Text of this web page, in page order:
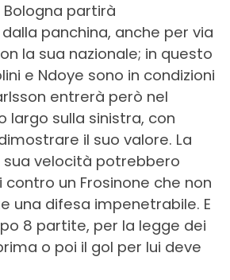
Bologna partirà
panchina, anche per via
la sua nazionale; in questo
e Ndoye sono in condizioni
entrerà però nel
largo sulla sinistra, con
il suo valore. La
sua velocità potrebbero
contro un Frosinone che non
una difesa impenetrabile. E
8 partite, per la legge dei
o poi il gol per lui deve